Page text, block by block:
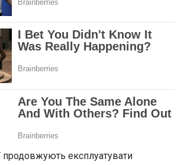
продовжують експлуатувати